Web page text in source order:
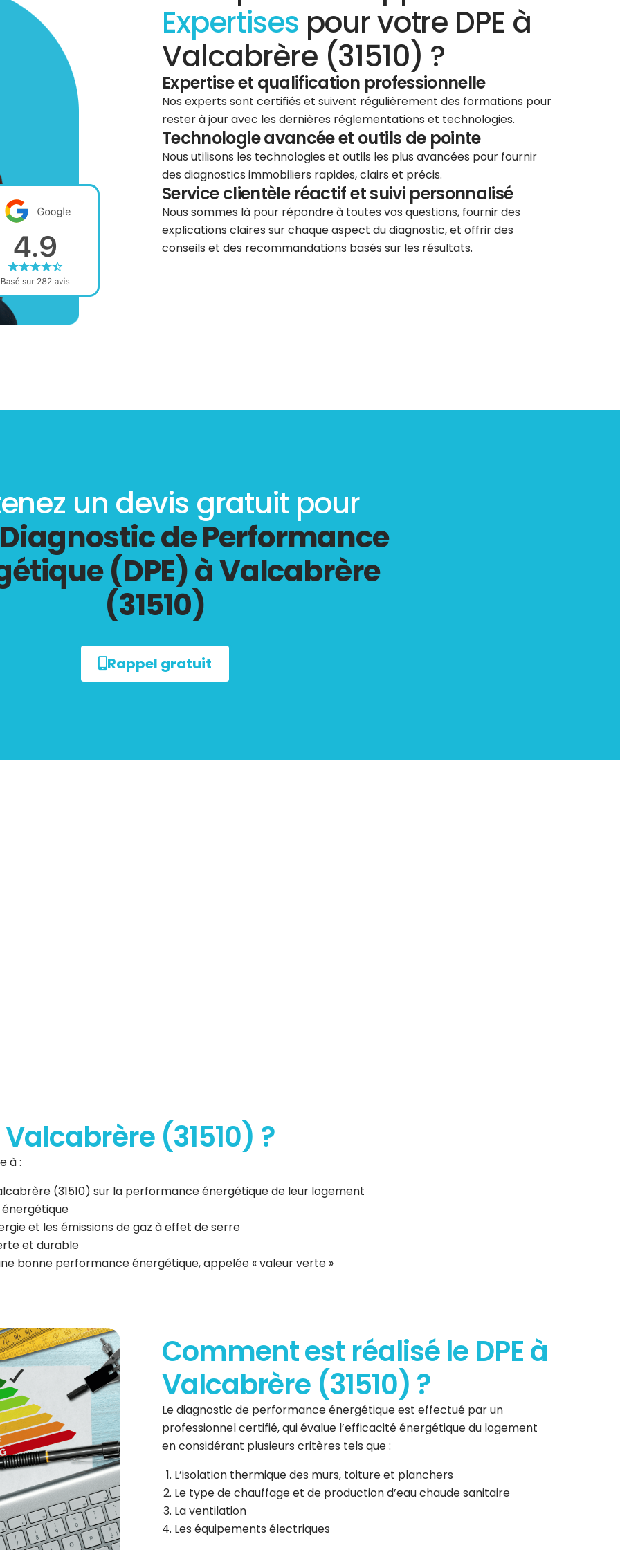
Expertises pour votre DPE à
Valcabrère (31510) ?
Expertise et qualification professionnelle
Nos experts sont certifiés et suivent régulièrement des formations pour
rester à jour avec les dernières réglementations et technologies.
Technologie avancée et outils de pointe
Nous utilisons les technologies et outils les plus avancées pour fournir
des diagnostics immobiliers rapides, clairs et précis.
Service clientèle réactif et suivi personnalisé
Nous sommes là pour répondre à toutes vos questions, fournir des
explications claires sur chaque aspect du diagnostic, et offrir des
conseils et des recommandations basés sur les résultats.
un devis gratuit pour
Diagnostic de Performance
(DPE) à Valcabrère
(31510)
Rappel gratuit
(31510) ?
à :
(31510) sur la performance énergétique de leur logement
et les émissions de gaz à effet de serre
et durable
bonne performance énergétique, appelée « valeur verte »
Comment est réalisé le DPE à
Valcabrère (31510) ?
Le diagnostic de performance énergétique est effectué par un
professionnel certifié, qui évalue l’efficacité énergétique du logement
en considérant plusieurs critères tels que :
L’isolation thermique des murs, toiture et planchers
Le type de chauffage et de production d’eau chaude sanitaire
La ventilation
Les équipements électriques